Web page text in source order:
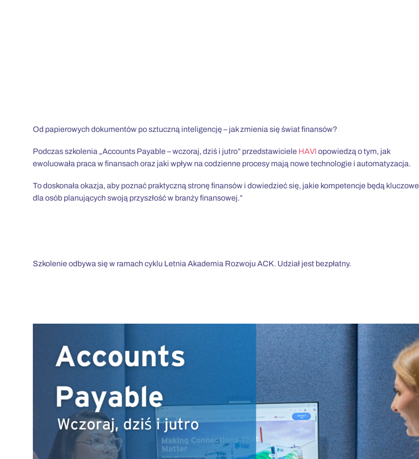
Od papierowych dokumentów po sztuczną inteligencję – jak zmienia się świat finansów?
Podczas szkolenia „Accounts Payable – wczoraj, dziś i jutro” przedstawiciele HAVI opowiedzą o tym, jak
ewoluowała praca w finansach oraz jaki wpływ na codzienne procesy mają nowe technologie i automatyzacja.
To doskonała okazja, aby poznać praktyczną stronę finansów i dowiedzieć się, jakie kompetencje będą kluczowe
dla osób planujących swoją przyszłość w branży finansowej.”
Szkolenie odbywa się w ramach cyklu Letnia Akademia Rozwoju ACK. Udział jest bezpłatny.